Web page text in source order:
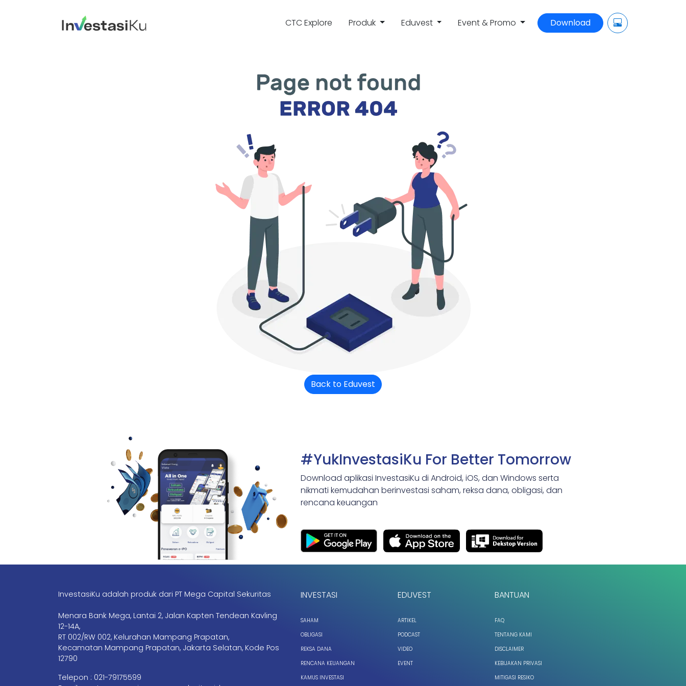
CTC Explore Produk Eduvest Event & Promo Download
Back to Eduvest
#YukInvestasiKu For Better Tomorrow
Download aplikasi InvestasiKu di Android, iOS, dan Windows serta
nikmati kemudahan berinvestasi saham, reksa dana, obligasi, dan
rencana keuangan
InvestasiKu adalah produk dari PT Mega Capital Sekuritas
Menara Bank Mega, Lantai 2, Jalan Kapten Tendean Kavling
12-14A,
RT 002/RW 002, Kelurahan Mampang Prapatan,
Kecamatan Mampang Prapatan, Jakarta Selatan, Kode Pos
12790
Telepon : 021-79175599
INVESTASI
SAHAM
OBLIGASI
REKSA DANA
RENCANA KEUANGAN
KAMUS INVESTASI
EDUVEST
ARTIKEL
PODCAST
VIDEO
EVENT
BANTUAN
FAQ
TENTANG KAMI
DISCLAIMER
KEBIJAKAN PRIVASI
MITIGASI RESIKO